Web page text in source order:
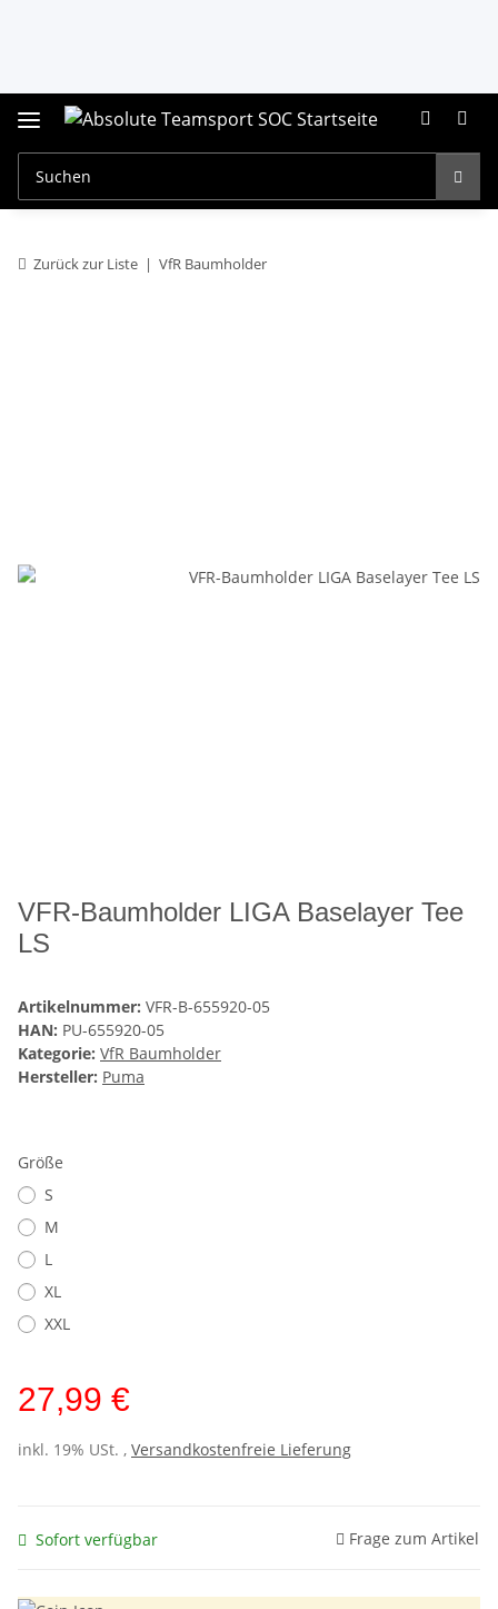
Zurück zur Liste VfR Baumholder
VFR-Baumholder LIGA Baselayer Tee
LS
Artikelnummer: VFR-B-655920-05
HAN: PU-655920-05
Kategorie: VfR Baumholder
Hersteller: Puma
Größe
S
M
L
XL
XXL
27,99 €
inkl. 19% USt. , Versandkostenfreie Lieferung
Sofort verfügbar Frage zum Artikel